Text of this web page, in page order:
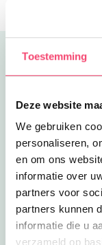
Toestemming
Deze website
We gebruiken
personaliseren,
en om ons
informatie over
partners voor
partners kunnen
informatie die u
verzameld op